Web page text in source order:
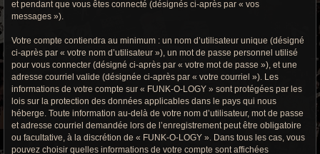
et pendant que vous êtes connecté (désignés ci-après par « vos
messages »).
Votre compte contiendra au minimum : un nom d’utilisateur unique (désigné
ci-après par « votre nom d’utilisateur »), un mot de passe personnel utilisé
pour vous connecter (désigné ci-après par « votre mot de passe »), et une
adresse courriel valide (désignée ci-après par « votre courriel »). Les
informations de votre compte sur « FUNK-O-LOGY » sont protégées par les
lois sur la protection des données applicables dans le pays qui nous
héberge. Toute information au-delà de votre nom d’utilisateur, mot de passe
et adresse courriel demandée lors de l’enregistrement peut être obligatoire
ou facultative, à la discrétion de « FUNK-O-LOGY ». Dans tous les cas, vous
pouvez choisir quelles informations de votre compte sont affichées